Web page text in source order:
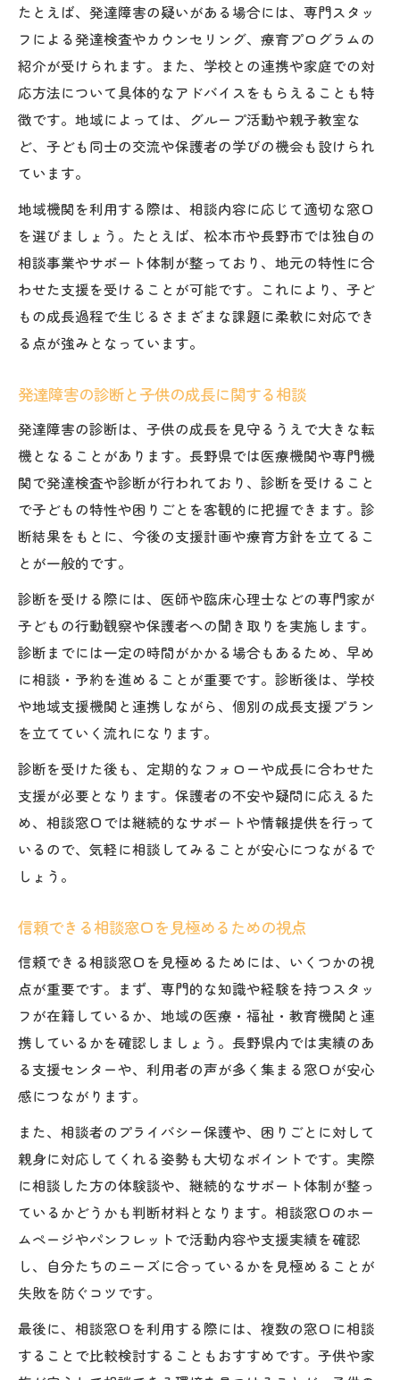
たとえば、発達障害の疑いがある場合には、専門スタッ
フによる発達検査やカウンセリング、療育プログラムの
紹介が受けられます。また、学校との連携や家庭での対
応方法について具体的なアドバイスをもらえることも特
徴です。地域によっては、グループ活動や親子教室な
ど、子ども同士の交流や保護者の学びの機会も設けられ
ています。
地域機関を利用する際は、相談内容に応じて適切な窓口
を選びましょう。たとえば、松本市や長野市では独自の
相談事業やサポート体制が整っており、地元の特性に合
わせた支援を受けることが可能です。これにより、子ど
もの成長過程で生じるさまざまな課題に柔軟に対応でき
る点が強みとなっています。
発達障害の診断と子供の成長に関する相談
発達障害の診断は、子供の成長を見守るうえで大きな転
機となることがあります。長野県では医療機関や専門機
関で発達検査や診断が行われており、診断を受けること
で子どもの特性や困りごとを客観的に把握できます。診
断結果をもとに、今後の支援計画や療育方針を立てるこ
とが一般的です。
診断を受ける際には、医師や臨床心理士などの専門家が
子どもの行動観察や保護者への聞き取りを実施します。
診断までには一定の時間がかかる場合もあるため、早め
に相談・予約を進めることが重要です。診断後は、学校
や地域支援機関と連携しながら、個別の成長支援プラン
を立てていく流れになります。
診断を受けた後も、定期的なフォローや成長に合わせた
支援が必要となります。保護者の不安や疑問に応えるた
め、相談窓口では継続的なサポートや情報提供を行って
いるので、気軽に相談してみることが安心につながるで
しょう。
信頼できる相談窓口を見極めるための視点
信頼できる相談窓口を見極めるためには、いくつかの視
点が重要です。まず、専門的な知識や経験を持つスタッ
フが在籍しているか、地域の医療・福祉・教育機関と連
携しているかを確認しましょう。長野県内では実績のあ
る支援センターや、利用者の声が多く集まる窓口が安心
感につながります。
また、相談者のプライバシー保護や、困りごとに対して
親身に対応してくれる姿勢も大切なポイントです。実際
に相談した方の体験談や、継続的なサポート体制が整っ
ているかどうかも判断材料となります。相談窓口のホー
ムページやパンフレットで活動内容や支援実績を確認
し、自分たちのニーズに合っているかを見極めることが
失敗を防ぐコツです。
最後に、相談窓口を利用する際には、複数の窓口に相談
することで比較検討することもおすすめです。子供や家